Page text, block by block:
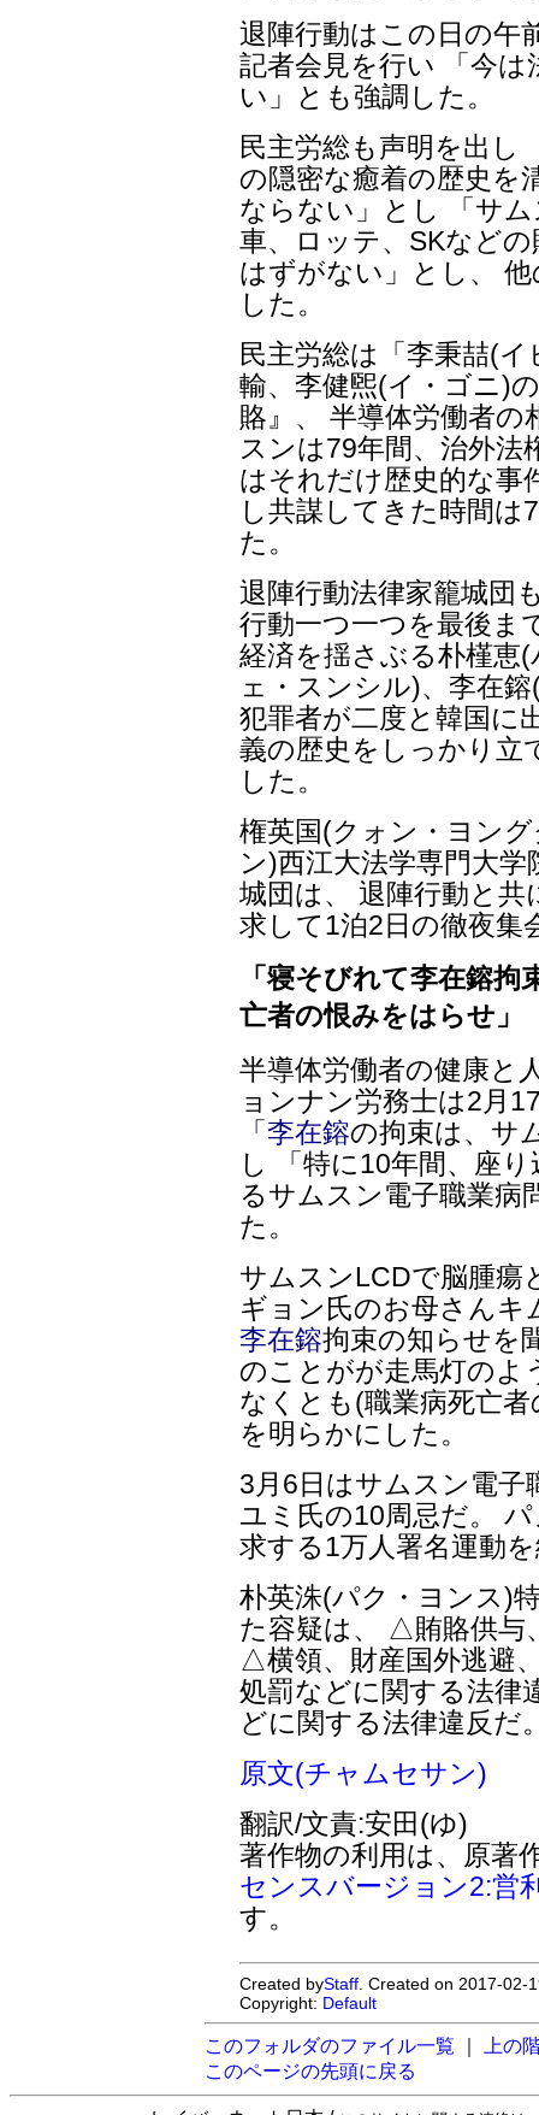
退陣行動はこの日の午
記者会見を行い 「今
い」とも強調した。
民主労総も声明を出し
の隠密な癒着の歴史を
ならない」とし 「サ
車、ロッテ、SKなど
はずがない」とし、
した。
民主労総は「李秉喆(
輸、李健煕(イ・ゴニ)
賂』、 半導体労働者
スンは79年間、治外法
はそれだけ歴史的な事
し共謀してきた時間
た。
退陣行動法律家籠城団
行動一つ一つを最後ま
経済を揺さぶる朴槿恵
ェ・スンシル)、李在
犯罪者が二度と韓国に
義の歴史をしっかり立
した。
権英国(クォン・ヨン
ン)西江大法学専門大
城団は、 退陣行動と共
求して1泊2日の徹夜集
「寝そびれて李在鎔
亡者の恨みをはらせ」
半導体労働者の健康と
ョンナン労務士は2月
「李在鎔の拘束は、サ
し 「特に10年間、座
るサムスン電子職業病
た。
サムスンLCDで脳腫瘍
ギョン氏のお母さんキ
李在鎔拘束の知らせを
のことがが走馬灯のよ
なくとも(職業病死亡
を明らかにした。
3月6日はサムスン電
ユミ氏の10周忌だ。
求する1万人署名運動
朴英洙(パク・ヨンス)
た容疑は、 △賄賂供与
△横領、財産国外逃避
処罰などに関する法律
どに関する法律違反だ
原文(チャムセサン)
翻訳/文責:安田(ゆ)
著作物の利用は、原著
センスバージョン2:営
す。
Created byStaff . Created on 2017-
Copyright: Default
このフォルダのファイル一覧
上の
このページの先頭に戻る